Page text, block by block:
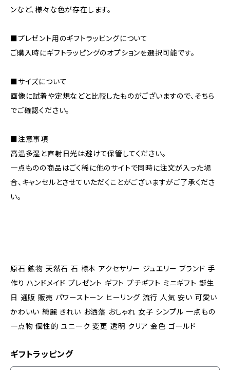
ンなど、様々な色が存在します。
■プレゼント用のギフトラッピングについて
ご購入時にギフトラッピングのオプションを選択可能です。
■サイズについて
画像に試着や定規などと比較したものがございますので、そちら
でご確認ください。
■注意事項
高温多湿と直射日光は避けて保管してください。
一点ものの商品はごく稀に他のサイトで同時に注文が入った場
合、キャンセルとさせていただくことがございますがご了承くださ
い。
原石 鉱物 天然石 石 標本 アクセサリー ジュエリー ブランド 手
作り ハンドメイド プレゼント ギフト プチギフト ミニギフト 誕生
日 通販 販売 パワーストーン ヒーリング 流行 人気 安い 可愛い
かわいい 綺麗 きれい お洒落 おしゃれ 女子 シンプル 一点もの
一点物 個性的 ユニーク 変更 透明 クリア 金色 ゴールド
ギフトラッピング